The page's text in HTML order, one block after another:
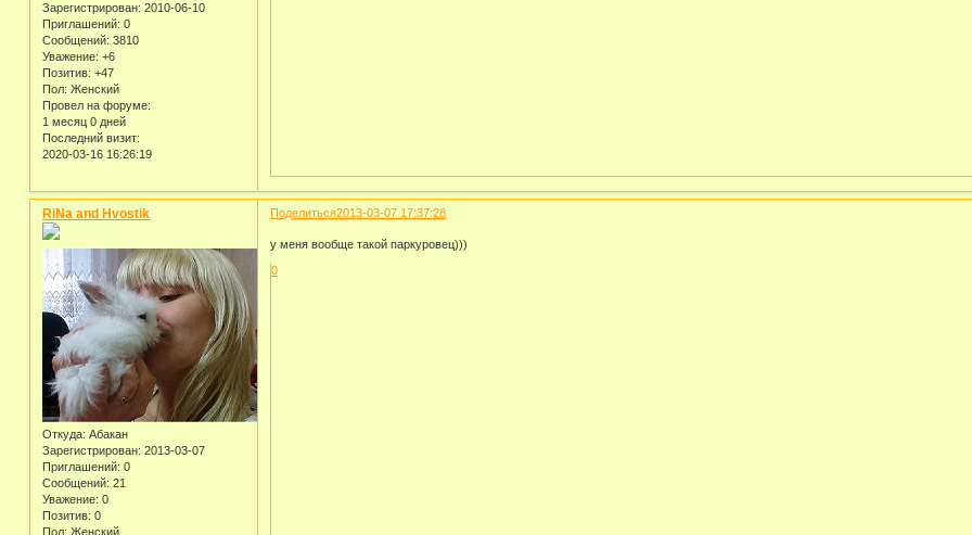
Зарегистрирован: 2010-06-10
Приглашений: 0
Сообщений: 3810
Уважение: +6
Позитив: +47
Пол: Женский
Провел на форуме:
1 месяц 0 дней
Последний визит:
2020-03-16 16:26:19
Поделиться2013-03-07 17:37:28
RiNa and Hvostik
Откуда: Абакан
Зарегистрирован: 2013-03-07
Приглашений: 0
Сообщений: 21
Уважение: 0
Позитив: 0
Пол: Женский
у меня вообще такой паркуровец)))
0